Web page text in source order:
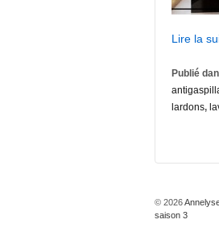
Lire la
Publié
lardons,
© 2026
saison 3